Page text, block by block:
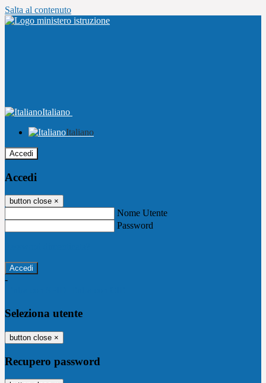
Salta al contenuto
Italiano
Italiano
Accedi
Accedi
button close ×
Nome Utente
Password
-
Seleziona utente
button close ×
Recupero password